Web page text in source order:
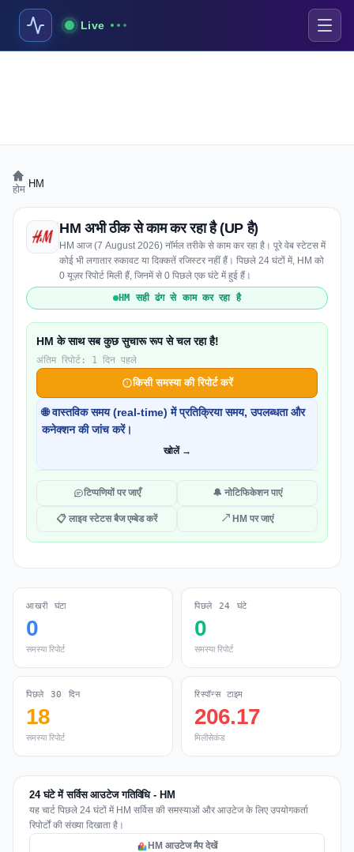
Live
होम HM
HM अभी ठीक से काम कर रहा है (UP है)
HM आज (7 August 2026) नॉर्मल तरीके से काम कर रहा है। पूरे वेब स्टेटस में
कोई भी लगातार रुकावट या दिक्कतें रजिस्टर नहीं हैं। पिछले 24 घंटों में, HM को
0 यूज़र रिपोर्ट मिली हैं, जिनमें से 0 पिछले एक घंटे में हुई हैं।
HM सही ढंग से काम कर रहा है
HM के साथ सब कुछ सुचारू रूप से चल रहा है!
अंतिम रिपोर्ट: 1 दिन पहले
किसी समस्या की रिपोर्ट करें
🌐 वास्तविक समय (real-time) में प्रतिक्रिया समय, उपलब्धता और
कनेक्शन की जांच करें।
खोलें →
टिप्पणियों पर जाएँ 🔔 नोटिफिकेशन पाएं
📋 लाइव स्टेटस बैज एम्बेड करें ↗ HM पर जाएं
आखरी घंटा
0
समस्या रिपोर्ट
पिछले 24 घंटे
0
समस्या रिपोर्ट
पिछले 30 दिन
18
समस्या रिपोर्ट
रिस्पॉन्स टाइम
206.17
मिलीसेकंड
24 घंटे में सर्विस आउटेज गतिविधि - HM
यह चार्ट पिछले 24 घंटों में HM सर्विस की समस्याओं और आउटेज के लिए उपयोगकर्ता
रिपोर्टों की संख्या दिखाता है।
HM आउटेज मैप देखें